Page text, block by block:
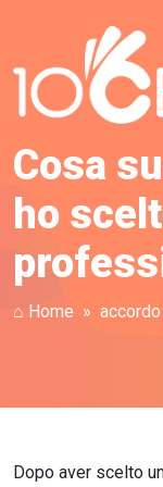
Cosa
ho
⌂ Home
Dopo aver scelto